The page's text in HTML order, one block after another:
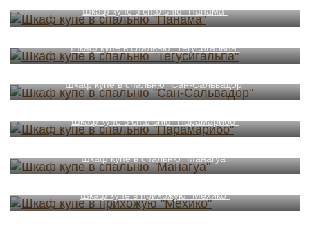
Шкаф купе в спальню "Панама"
Шкаф купе в спальню "Тегусигальпа"
Шкаф купе в спальню "Сан-Сальвадор"
Шкаф купе в спальню "Парамарибо"
Шкаф купе в спальню "Манагуа"
Шкаф купе в прихожую "Мехико"